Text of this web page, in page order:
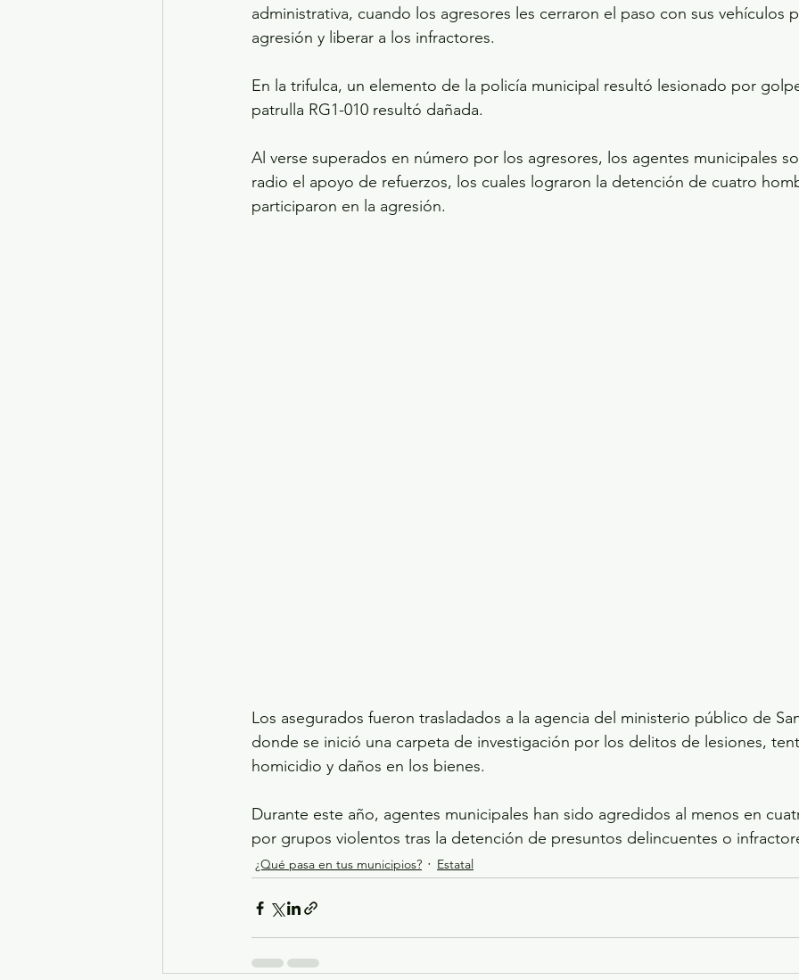
administrativa, cuando los agresores les cerraron el paso con sus vehículos
agresión y liberar a los infractores.
En la trifulca, un elemento de la policía municipal resultó lesionado por
patrulla RG1-010 resultó dañada.
Al verse superados en número por los agresores, los agentes municipales
radio el apoyo de refuerzos, los cuales lograron la detención de cuatro
participaron en la agresión.
Los asegurados fueron trasladados a la agencia del ministerio público de
donde se inició una carpeta de investigación por los delitos de lesiones,
homicidio y daños en los bienes.
Durante este año, agentes municipales han sido agredidos al menos en
por grupos violentos tras la detención de presuntos delincuentes o
¿Qué pasa en tus municipios? Estatal